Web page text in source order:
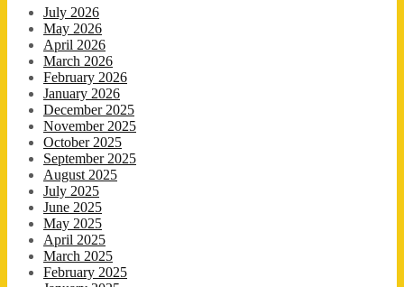
July 2026
May 2026
April 2026
March 2026
February 2026
January 2026
December 2025
November 2025
October 2025
September 2025
August 2025
July 2025
June 2025
May 2025
April 2025
March 2025
February 2025